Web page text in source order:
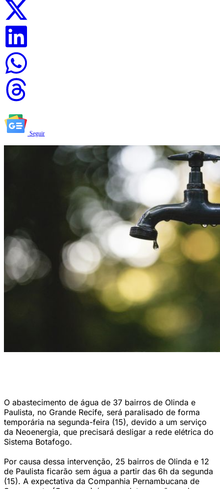
Seguir
O abastecimento de água de 37 bairros de Olinda e
Paulista, no Grande Recife, será paralisado de forma
temporária na segunda-feira (15), devido a um serviço
da Neoenergia, que precisará desligar a rede elétrica do
Sistema Botafogo.
Por causa dessa intervenção, 25 bairros de Olinda e 12
de Paulista ficarão sem água a partir das 6h da segunda
(15). A expectativa da Companhia Pernambucana de